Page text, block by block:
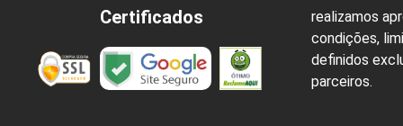
Certificados
realizamos
condições,
definidos
parceiros.